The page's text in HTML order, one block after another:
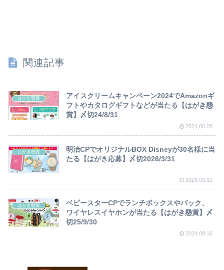
関連記事
はがき懸賞
アイスクリームキャンペーン2024でAmazonギ
フトやカタログギフトなどが当たる【はがき懸
賞】〆切24/8/31
2024.08.08
はがき懸賞
明治CPでオリジナルBOX Disneyが30名様に当
たる【はがき応募】〆切2026/3/31
2026.03.10
はがき懸賞
ベビースターCPでランチボックスやバック、
ワイヤレスイヤホンが当たる【はがき懸賞】〆
切25/9/30
2024.09.16